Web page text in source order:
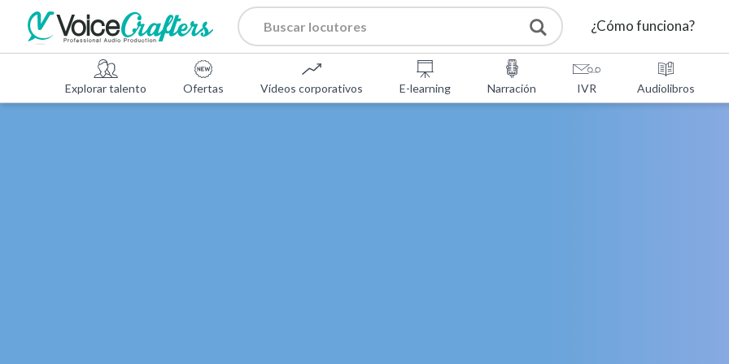
¿Cómo funciona?
Explorar talento Ofertas Vídeos corporativos E-learning Narración IVR Audiolibros